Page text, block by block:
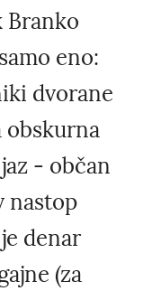
Branko
eno:
dvorane
obskurna
- občan
nastop
denar
(za